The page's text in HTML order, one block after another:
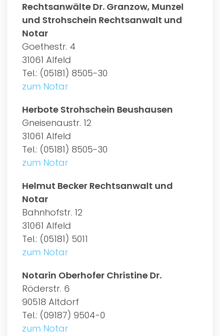
Rechtsanwälte Dr. Granzow, Munzel
und Strohschein Rechtsanwalt und
Notar
Goethestr. 4
31061 Alfeld
Tel.: (05181) 8505-30
zum Notar
Herbote Strohschein Beushausen
Gneisenaustr. 12
31061 Alfeld
Tel.: (05181) 8505-30
zum Notar
Helmut Becker Rechtsanwalt und
Notar
Bahnhofstr. 12
31061 Alfeld
Tel.: (05181) 5011
zum Notar
Notarin Oberhofer Christine Dr.
Röderstr. 6
90518 Altdorf
Tel.: (09187) 9504-0
zum Notar